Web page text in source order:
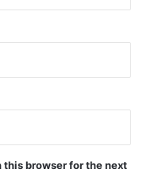
this browser for the next